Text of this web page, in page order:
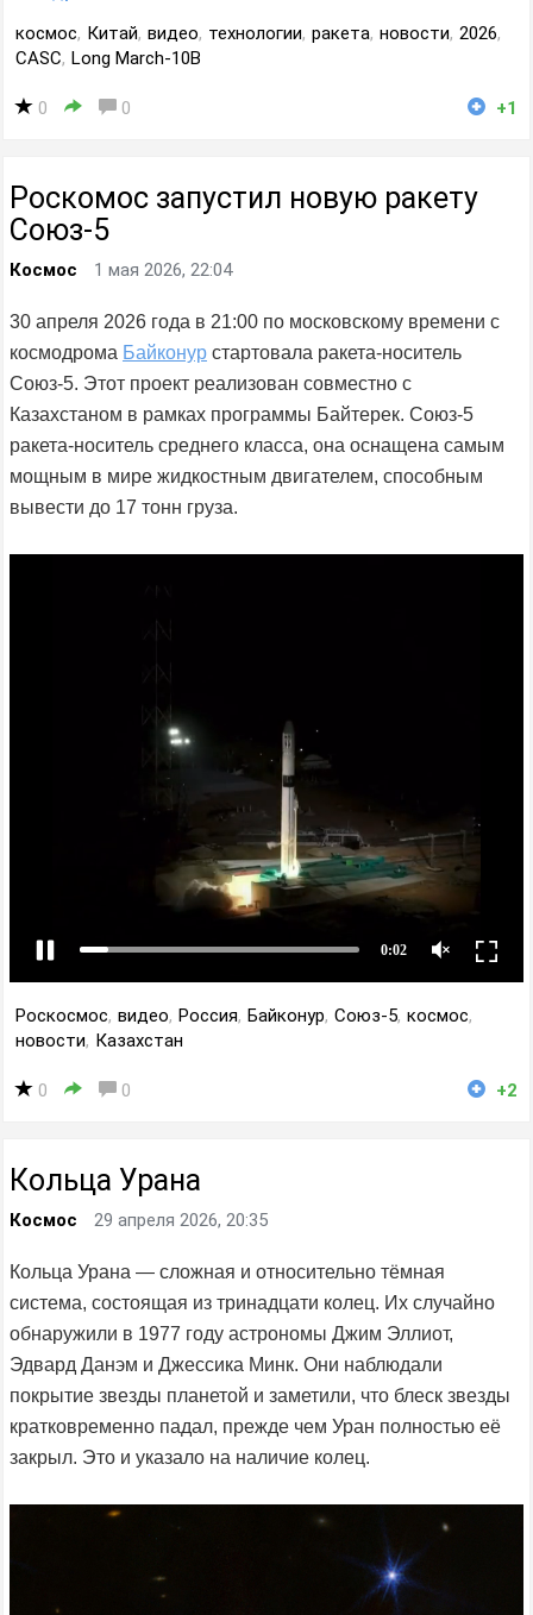
космос, Китай, видео, технологии, ракета, новости, 2026,
CASC, Long March-10B
0 0 +1
Роскомос запустил новую ракету
Союз-5
Космос 1 мая 2026, 22:04
30 апреля 2026 года в 21:00 по московскому времени с
космодрома Байконур стартовала ракета-носитель
Союз-5. Этот проект реализован совместно с
Казахстаном в рамках программы Байтерек. Союз-5
ракета-носитель среднего класса, она оснащена самым
мощным в мире жидкостным двигателем, способным
вывести до 17 тонн груза.
Роскосмос, видео, Россия, Байконур, Союз-5, космос,
новости, Казахстан
0 0 +2
Кольца Урана
Космос 29 апреля 2026, 20:35
Кольца Урана — сложная и относительно тёмная
система, состоящая из тринадцати колец. Их случайно
обнаружили в 1977 году астрономы Джим Эллиот,
Эдвард Данэм и Джессика Минк. Они наблюдали
покрытие звезды планетой и заметили, что блеск звезды
кратковременно падал, прежде чем Уран полностью её
закрыл. Это и указало на наличие колец.